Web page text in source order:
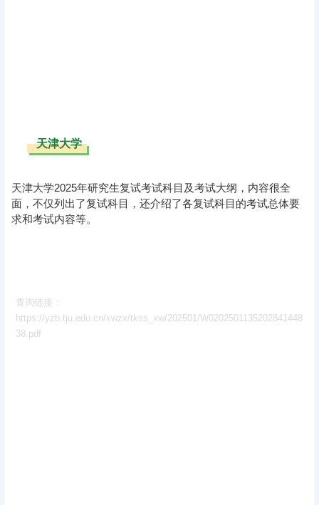
天津大学
天津大学2025年研究生复试考试科目及考试大纲，内容很全
面，不仅列出了复试科目，还介绍了各复试科目的考试总体要
求和考试内容等。
查询链接：
https://yzb.tju.edu.cn/xwzx/tkss_xw/202501/W0202501135202841448
38.pdf